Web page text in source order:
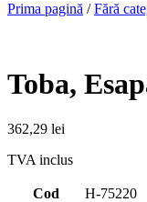
Prima pagină /Fără
Toba,
362,29 lei
TVA inclus
Cod H-75220